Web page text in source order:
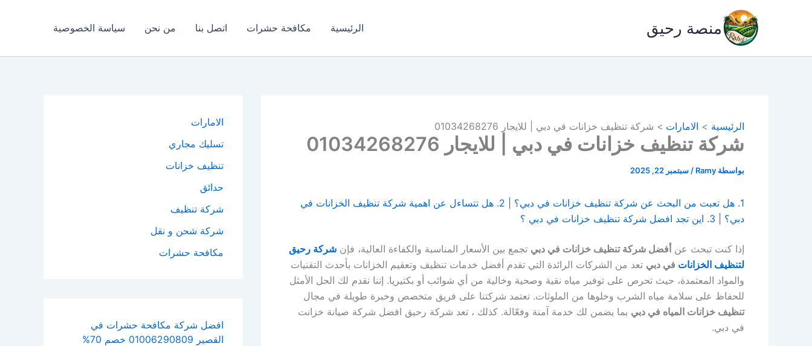
منصة رحيق الرئيسية مكافحة حشرات اتصل بنا من نحن سياسة الخصوصية
الرئيسية الامارات شركة تنظيف خزانات في دبي | للايجار 01034268276
شركة تنظيف خزانات في دبي | للايجار 01034268276
بواسطة Ramy
/ سبتمبر 22, 2025
1. هل تعبت من البحث عن شركة تنظيف خزانات في دبي؟ | 2. هل تتساءل عن اهمية شركة تنظيف الخزانات في
دبي؟ | 3. اين تجد افضل شركة تنظيف خزانات في دبي ؟
إذا كنت تبحث عن أفضل شركة تنظيف خزانات في دبي تجمع بين الأسعار المناسبة والكفاءة العالية، فإن شركة رحيق
لتنظيف الخزانات في دبي تعد من الشركات الرائدة التي تقدم أفضل خدمات تنظيف وتعقيم الخزانات بأحدث التقنيات
والمواد المعتمدة، حيث تحرص على توفير مياه نقية وصحية وخالية من أي شوائب أو بكتيريا. إننا نقدم لك الحل الأمثل
للحفاظ على سلامة مياه الشرب وخلوها من الملوثات. تعتمد شركتنا على فريق متخصص وخبرة طويلة في مجال
تنظيف خزانات المياه في دبي بما يضمن لك خدمة آمنة وفعّالة. كذلك ، تعد شركة رحيق افضل شركة صيانة خزانت
في دبي.
الامارات
تسليك مجاري
تنظيف خزانات
حدائق
شركة تنظيف
شركة شحن و نقل
مكافحة حشرات
افضل شركة مكافحة حشرات في
القصير 01006290809 خصم 70%